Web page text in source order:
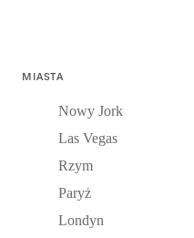
MIASTA
Nowy Jork
Las Vegas
Rzym
Paryż
Londyn